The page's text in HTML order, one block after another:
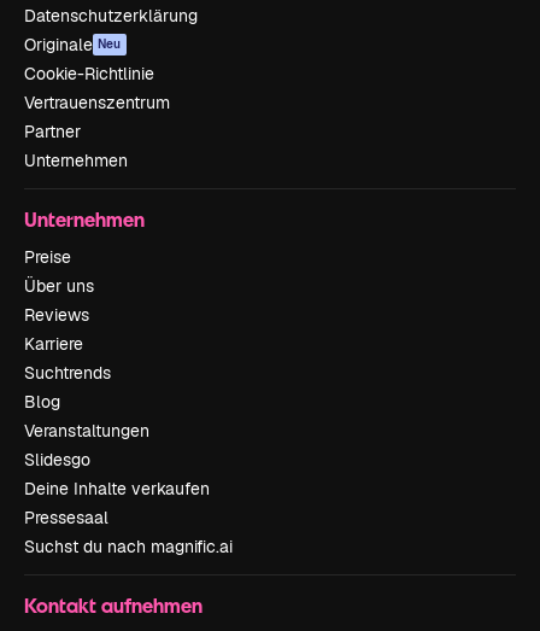
Datenschutzerklärung
Originale Neu
Cookie-Richtlinie
Vertrauenszentrum
Partner
Unternehmen
Unternehmen
Preise
Über uns
Reviews
Karriere
Suchtrends
Blog
Veranstaltungen
Slidesgo
Deine Inhalte verkaufen
Pressesaal
Suchst du nach magnific.ai
Kontakt aufnehmen